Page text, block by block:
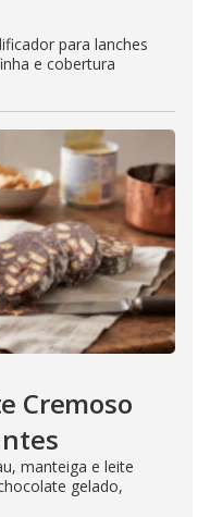
para lanches
e cobertura
Cremoso
manteiga e leite
gelado,